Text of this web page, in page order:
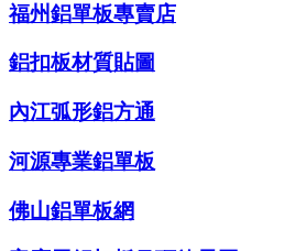
福州鋁單板專賣店
鋁扣板材質貼圖
內江弧形鋁方通
河源專業鋁單板
佛山鋁單板網